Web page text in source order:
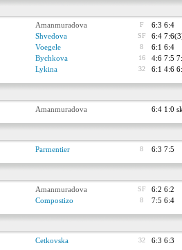
Amanmuradova F 6:3 6:4
Shvedova SF 6:4
Voegele 8 6:1 6:4
Bychkova 16 4:6 7:5
Lykina 32 6:1 4:6
Amanmuradova 6:4 1:0
Parmentier 8 6:3 7:5
Amanmuradova SF 6:2 6:2
Compostizo 8 7:5 6:4
Cetkovska 32 6:3 6:3